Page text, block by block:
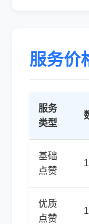
服务价
服务
类型
基础
点赞
优质
点赞